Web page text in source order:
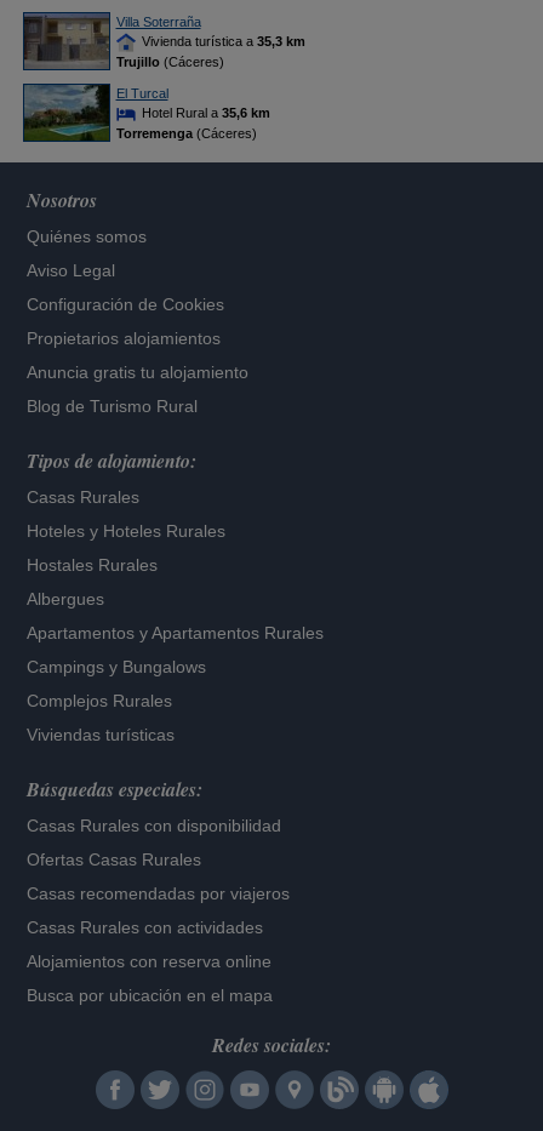
Villa Soterraña
Vivienda turística a 35,3 km
Trujillo(Cáceres)
El Turcal
Hotel Rural a 35,6 km
Torremenga(Cáceres)
Nosotros
Quiénes somos
Aviso Legal
Configuración de Cookies
Propietarios alojamientos
Anuncia gratis tu alojamiento
Blog de Turismo Rural
Tipos de alojamiento:
Casas Rurales
Hoteles y Hoteles Rurales
Hostales Rurales
Albergues
Apartamentos yApartamentos Rurales
Campings y Bungalows
Complejos Rurales
Viviendas turísticas
Búsquedas especiales:
Casas Rurales con disponibilidad
Ofertas Casas Rurales
Casas recomendadas por viajeros
Casas Rurales con actividades
Alojamientos con reserva online
Busca por ubicación en el mapa
Redes sociales: